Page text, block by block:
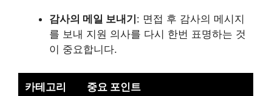
감사의 메일 보내기 : 면접 후 감사의 메시지
를 보내 지원 의사를 다시 한번 표명하는 것
이 중요합니다.
카테고리 중요 포인트